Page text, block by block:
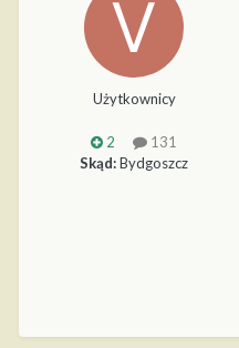
Użytkownicy
2
131
Skąd:Bydgoszcz